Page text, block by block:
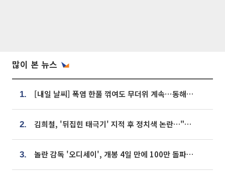
많이 본 뉴스
1. [내일 날씨] 폭염 한풀 꺾여도 무더위 계속⋯동해안 이틀 연속 비
2. 김희철, '뒤집힌 태극기' 지적 후 정치색 논란…"좌우 떠나 우리나라 국기"
3. 놀란 감독 '오디세이', 개봉 4일 만에 100만 돌파⋯'왕사남' 보다 빠르다